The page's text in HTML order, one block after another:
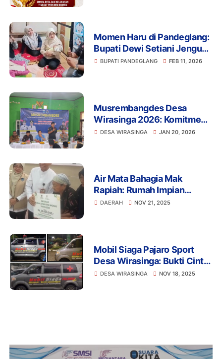
Momen Haru di Pandeglang:
Bupati Dewi Setiani Jenguk
Bayi yang Lahir di Mobil
BUPATI PANDEGLANG FEB 11, 2026
Musrembangdes Desa
Wirasinga 2026: Komitmen
Pembangunan di Tengah
DESA WIRASINGA JAN 20, 2026
Air Mata Bahagia Mak
Rapiah: Rumah Impian
Terwujud Berkat Bantuan
DAERAH NOV 21, 2025
Mobil Siaga Pajaro Sport
Desa Wirasinga: Bukti Cinta
Kades Syafardi untuk Warga
DESA WIRASINGA NOV 18, 2025